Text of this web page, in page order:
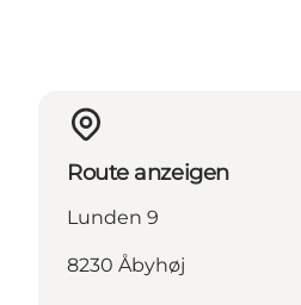
Route anzeigen
Lunden 9
8230 Åbyhøj